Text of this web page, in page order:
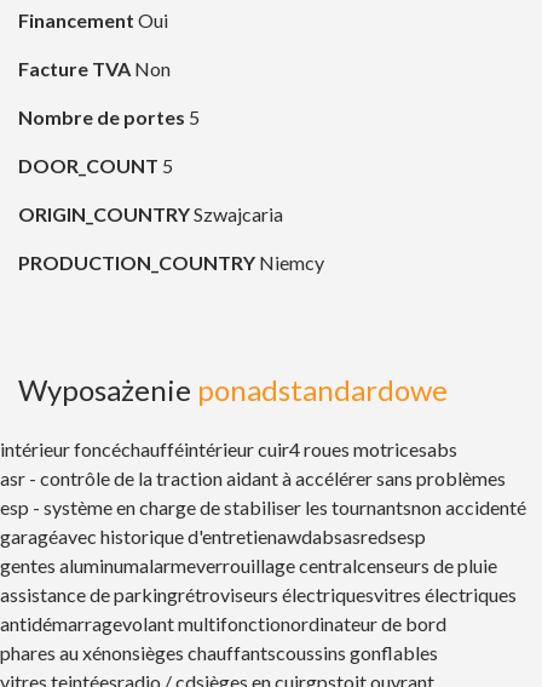
Financement Oui
Facture TVA Non
Nombre de portes 5
DOOR_COUNT 5
ORIGIN_COUNTRYSzwajcaria
PRODUCTION_COUNTRY Niemcy
Wyposażenie ponadstandardowe
intérieur foncéchaufféintérieur cuir4 roues motricesabs
asr - contrôle de la traction aidant à accélérer sans problèmes
esp - système en charge de stabiliser les tournantsnon accidenté
garagéavec historique d'entretienawdabsasredsesp
gentes aluminumalarmeverrouillage centralcenseurs de pluie
assistance de parkingrétroviseurs électriquesvitres électriques
antidémarragevolant multifonctionordinateur de bord
phares au xénonsièges chauffantscoussins gonflables
vitres teintéesradio / cdsièges en cuirgpstoit ouvrant